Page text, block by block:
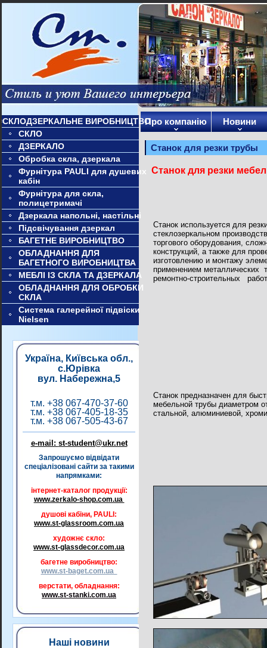
СКЛОДЗЕРКАЛЬНЕ ВИРОБНИЦТВО
СКЛО
ДЗЕРКАЛО
Обробка скла, дзеркала
Фурнітура PAULI для душевих
кабін
Фурнітура для скла,
полицетримачі
Дзеркала напольні, настільні
Підсвічування дзеркал
БАГЕТНЕ ВИРОБНИЦТВО
ОБЛАДНАННЯ ДЛЯ
БАГЕТНОГО ВИРОБНИЦТВА
МЕБЛІ ІЗ СКЛА ТА ДЗЕРКАЛА
ОБЛАДНАННЯ ДЛЯ ОБРОБКИ
СКЛА
Система галерейної підвіски
Nielsen
Україна, Київська обл.,
с.Юрівка
вул. Набережна,5
т.м. +38 067-470-37-60
т.м. +38 067-405-18-35
т.м. +38 067-505-43-67
e-mail: st-student@ukr.net
Запрошуємо відвідати
спеціалізовані сайти за такими
напрямками:
інтернет-каталог продукції:
www.zerkalo-shop.com.ua
душові кабіни, PAULI:
www.st-glassroom.com.ua
художнє скло:
www.st-glassdecor.com.ua
багетне виробництво:
www.st-baget.com.ua
верстати, обладнання:
www.st-stanki.com.ua
Наші новини
Про компанію Новини
Станок для резки трубы
Станок для резки
Станок используется для
стеклозеркальном
торгового оборудования,
конструкций, а также для
изготовлению и монтажу
применением металлических
ремонтно-строительных
Станок предназначен для
мебельной трубы диаметром
стальной, алюминиевой,